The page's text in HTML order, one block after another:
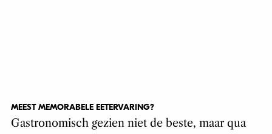
MEEST MEMORABELE EETERVARING?
Gastronomisch gezien niet de beste, maar qua